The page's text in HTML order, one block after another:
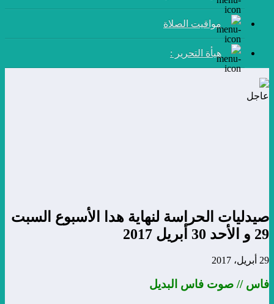
مواقيت الصلاة
هيأة التحرير :
عاجل
صيدليات الحراسة لنهاية هدا الأسبوع السبت
29 و الأحد 30 أبريل 2017
29 أبريل، 2017
فاس // صوت فاس البديل